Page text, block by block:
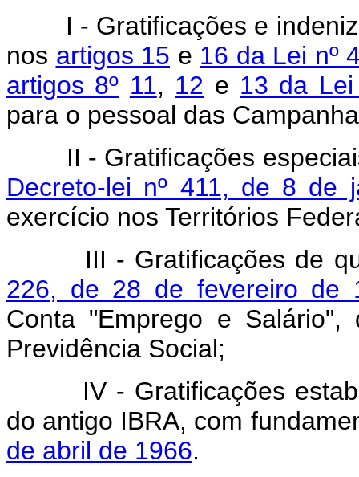
I - Gratificações e
nos artigos 15 e 16 da Lei nº
artigos 8º 11, 12 e 13 da
para o pessoal das
II - Gratificações
Decreto-lei nº 411, de 8 de
exercício nos Territórios
III - Gratificações de
226, de 28 de fevereiro de
Conta "Emprego e
Previdência Social;
IV - Gratificações
do antigo IBRA, com
de abril de 1966.